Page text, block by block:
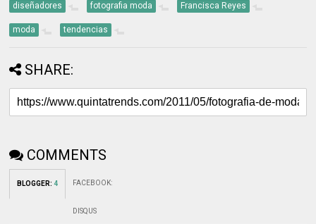
diseñadores fotografia moda Francisca Reyes
moda tendencias
SHARE:
COMMENTS
BLOGGER:4 FACEBOOK:
DISQUS